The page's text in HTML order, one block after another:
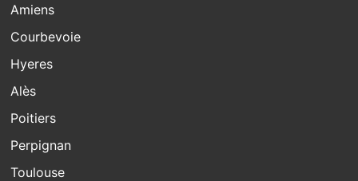
Amiens
Courbevoie
Hyeres
Alès
Poitiers
Perpignan
Toulouse